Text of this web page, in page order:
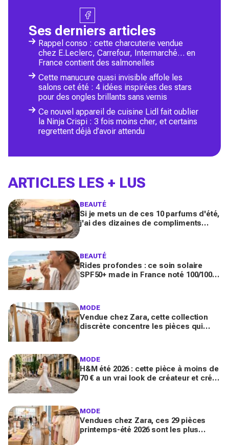
Ses derniers articles
Rappel conso : cette charcuterie vendue
chez E.Leclerc, Carrefour, Intermarché… en
France contient des salmonelles
Cette manucure quasi invisible affole les
salons cet été : 4 idées inspirées des stars
pour des ongles brillants sans vernis
Ce nouvel appareil de cuisine Lidl fait oublier
la Ninja Crispi : 3 fois moins cher, et certains
regrettent déjà d’avoir attendu
ARTICLES LES + LUS
BEAUTÉ
Si je mets un de ces 10 parfums d'été,
j'ai des dizaines de compliments
BEAUTÉ
Rides profondes : ce soin solaire
SPF50+ made in France noté 100/100
MODE
Vendue chez Zara, cette collection
discrète concentre les pièces qui
MODE
H&M été 2026 : cette pièce à moins de
70 € a un vrai look de créateur et crée
MODE
Vendues chez Zara, ces 29 pièces
printemps-été 2026 sont les plus